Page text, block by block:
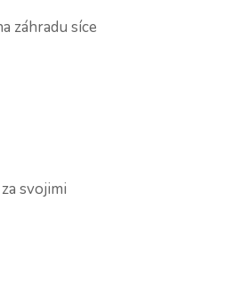
záhradu síce
svojimi